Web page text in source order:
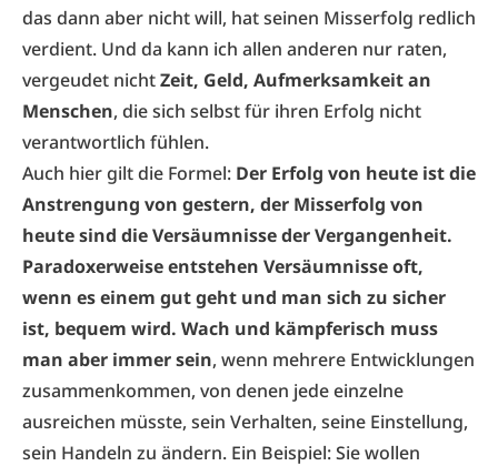
das dann aber nicht will, hat seinen Misserfolg redlich
verdient. Und da kann ich allen anderen nur raten,
vergeudet nichtZeit, Geld, Aufmerksamkeit an
Menschen, die sich selbst für ihren Erfolg nicht
verantwortlich fühlen.
Auch hier gilt die Formel: Der Erfolg von heute ist die
Anstrengung von gestern, der Misserfolg von
heute sind die Versäumnisse der Vergangenheit.
Paradoxerweise entstehen Versäumnisse oft,
wenn es einem gut geht und man sich zu sicher
ist, bequem wird. Wach und kämpferisch muss
man aber immer sein, wenn mehrere Entwicklungen
zusammenkommen, von denen jede einzelne
ausreichen müsste, sein Verhalten, seine Einstellung,
sein Handeln zu ändern. Ein Beispiel: Sie wollen